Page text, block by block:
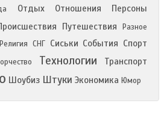
Отдых Отношения Персоны
Путешествия
Разное
Религия СНГ Сиськи События Спорт
Технологии Транспорт
Шоубиз Штуки Экономика Юмор